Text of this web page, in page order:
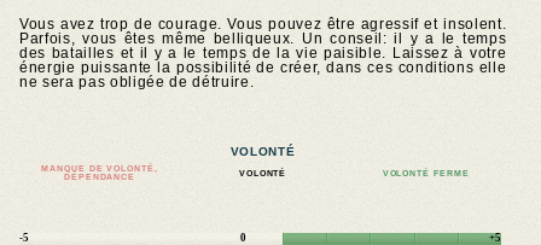
Vous avez trop de courage. Vous pouvez être agressif et insolent.
Parfois, vous êtes même belliqueux. Un conseil: il y a le temps
des batailles et il y a le temps de la vie paisible. Laissez à votre
énergie puissante la possibilité de créer, dans ces conditions elle
ne sera pas obligée de détruire.
VOLONTÉ
MANQUE DE VOLONTÉ,
DÉPENDANCE
VOLONTÉ VOLONTÉ FERME
-5 0 +5